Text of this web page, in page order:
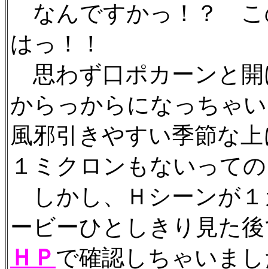
なんですかっ！？ こ
はっ！！
思わず口ポカーンと
からっからになっちゃ
風邪引きやすい季節な
１ミクロンもないって
しかし、Ｈシーンが
ービーひとしきり見た
ＨＰ で確認しちゃいま